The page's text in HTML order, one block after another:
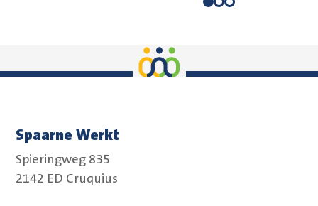
Spaarne Werkt
Spieringweg 835
2142 ED Cruquius